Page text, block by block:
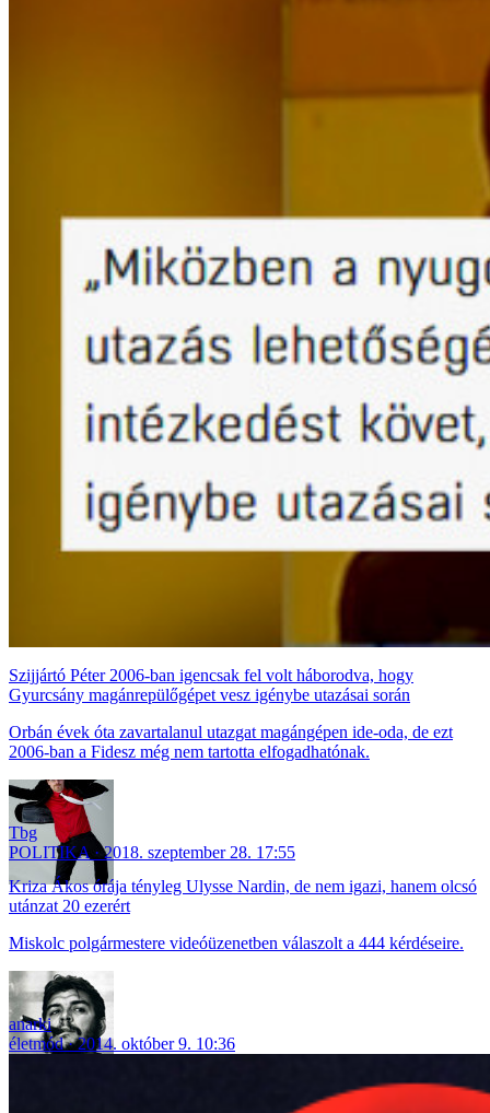
Szijjártó Péter 2006-ban igencsak fel volt háborodva, hogy
Gyurcsány magánrepülőgépet vesz igénybe utazásai során
Orbán évek óta zavartalanul utazgat magángépen ide-oda, de ezt
2006-ban a Fidesz még nem tartotta elfogadhatónak.
Tbg
POLITIKA
2018. szeptember 28. 17:55
Kriza Ákos órája tényleg Ulysse Nardin, de nem igazi, hanem olcsó
utánzat 20 ezerért
Miskolc polgármestere videóüzenetben válaszolt a 444 kérdéseire.
anarki
életmód
2014. október 9. 10:36